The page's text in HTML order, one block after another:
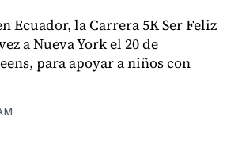
Ecuador, la Carrera 5K Ser Feliz
a Nueva York el 20 de
para apoyar a niños con